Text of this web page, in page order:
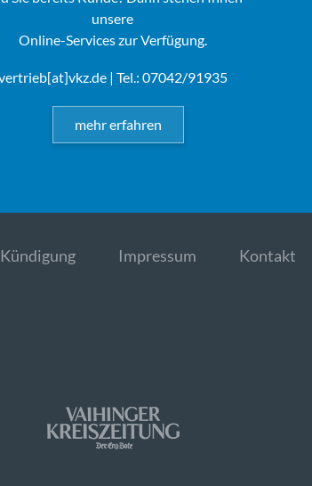
unsere
Online-Services zur Verfügung.
| Tel.: 07042/91935
mehr erfahren
Kündigung Impressum Kontakt